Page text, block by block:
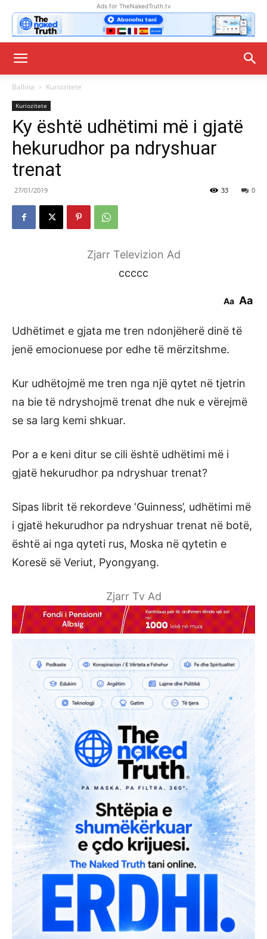
Ads for TheNakedTruth.tv
Ballina Kuriozitete
Kuriozitete
Ky është udhëtimi më i gjatë
hekurudhor pa ndryshuar
trenat
27/01/2019 0
33
Zjarr Televizion Ad
ccccc
Aa Aa
Udhëtimet e gjata me tren ndonjëherë dinë të
jenë emocionuese por edhe të mërzitshme.
Kur udhëtojmë me tren nga një qytet në tjetrin
na bie të ndryshojmë trenat dhe nuk e vërejmë
se sa larg kemi shkuar.
Por a e keni ditur se cili është udhëtimi më i
gjatë hekurudhor pa ndryshuar trenat?
Sipas librit të rekordeve ‘Guinness’, udhëtimi më
i gjatë hekurudhor pa ndryshuar trenat në botë,
është ai nga qyteti rus, Moska në qytetin e
Koresë së Veriut, Pyongyang.
Zjarr Tv Ad